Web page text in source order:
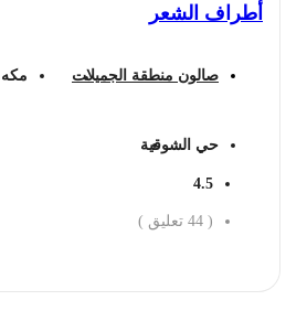
أطراف الشعر
صالون منطقة الجميلات مكه
حي الشوقية
4.5
44 تعليق )